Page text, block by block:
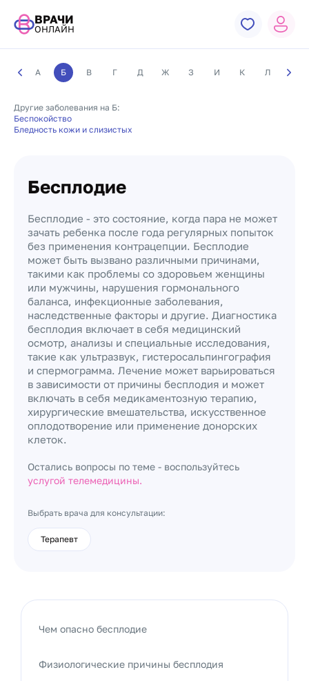
ВРАЧИ
ОНЛАЙН
А Б В Г Д Ж З И К Л М
Другие заболевания на Б:
Беспокойство
Бледность кожи и слизистых
Бесплодие
Бесплодие - это состояние, когда пара не может
зачать ребенка после года регулярных попыток
без применения контрацепции. Бесплодие
может быть вызвано различными причинами,
такими как проблемы со здоровьем женщины
или мужчины, нарушения гормонального
баланса, инфекционные заболевания,
наследственные факторы и другие. Диагностика
бесплодия включает в себя медицинский
осмотр, анализы и специальные исследования,
такие как ультразвук, гистеросальпингография
и спермограмма. Лечение может варьироваться
в зависимости от причины бесплодия и может
включать в себя медикаментозную терапию,
хирургические вмешательства, искусственное
оплодотворение или применение донорских
клеток.
Остались вопросы по теме - воспользуйтесь
услугой телемедицины.
Выбрать врача для консультации:
Терапевт
Чем опасно бесплодие
Физиологические причины бесплодия